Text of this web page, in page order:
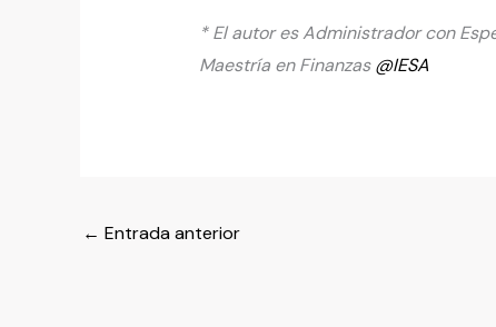
* El autor es Administrador con
Maestría en Finanzas@IESA
← Entrada anterior